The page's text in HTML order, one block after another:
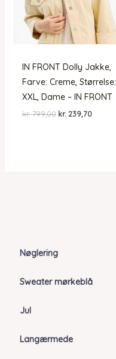
Nøglering
Sweater mørkeblå
Jul
Langærmede
IN FRONT Dolly Jakke,
Farve: Creme, Størrelse:
XXL, Dame – IN FRONT
kr.799,00 Den
kr. 239,70Den